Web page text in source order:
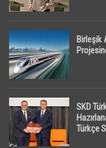
Birleşik
SKD
Türkçe